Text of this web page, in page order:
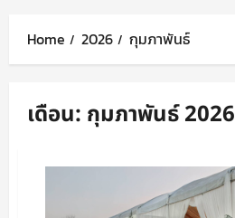
Home 2026 กุมภาพันธ์
เดือน: กุมภาพันธ์ 2026